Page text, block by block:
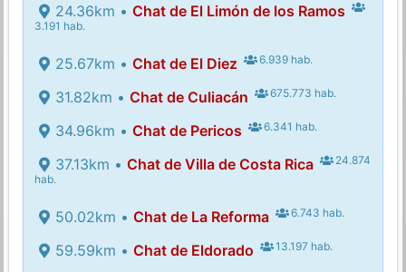
24.36km • Chat de El Limón de los Ramos
3.191 hab.
25.67km • Chat de El Diez 6.939 hab.
31.82km • Chat de Culiacán 675.773 hab.
34.96km • Chat de Pericos 6.341 hab.
37.13km • Chat de Villa de Costa Rica
24.874
hab.
50.02km • Chat de La Reforma 6.743 hab.
59.59km • Chat de Eldorado 13.197 hab.